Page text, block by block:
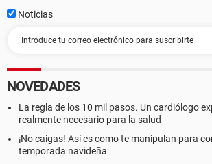
Noticias
NOVEDADES
La regla de los 10 mil pasos. Un cardiólogo
realmente necesario para la salud
¡No caigas! Así es como te manipulan para
temporada navideña